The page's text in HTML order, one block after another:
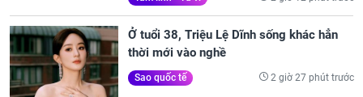
Ở tuổi 38, Triệu Lệ Dĩnh sống khác hẳn
thời mới vào nghề
Sao quốc tế 2 giờ 27 phút trước